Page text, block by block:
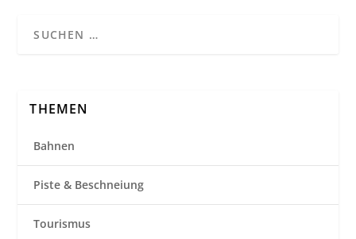
THEMEN
Bahnen
Piste & Beschneiung
Tourismus